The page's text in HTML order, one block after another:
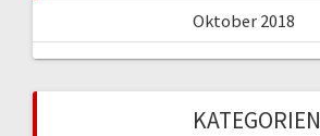
Oktober 2018
KATEGORIEN